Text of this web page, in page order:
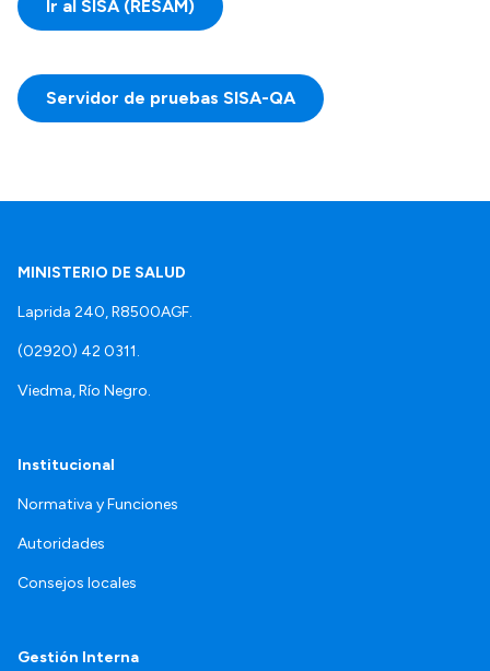
Ir al SISA (RESAM)
Servidor de pruebas SISA-QA
MINISTERIO DE SALUD
Laprida 240, R8500AGF.
(02920) 42 0311.
Viedma, Río Negro.
Institucional
Normativa y Funciones
Autoridades
Consejos locales
Gestión Interna